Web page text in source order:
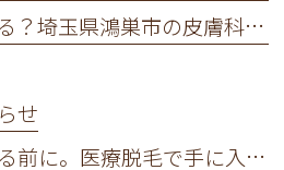
肌荒れでも脱毛できる？埼玉県鴻巣市の皮膚科が教える正しいケア
せ
自己処理で肌を傷める前に。医療脱毛で手に入れる、ワンランク上の身だしなみ